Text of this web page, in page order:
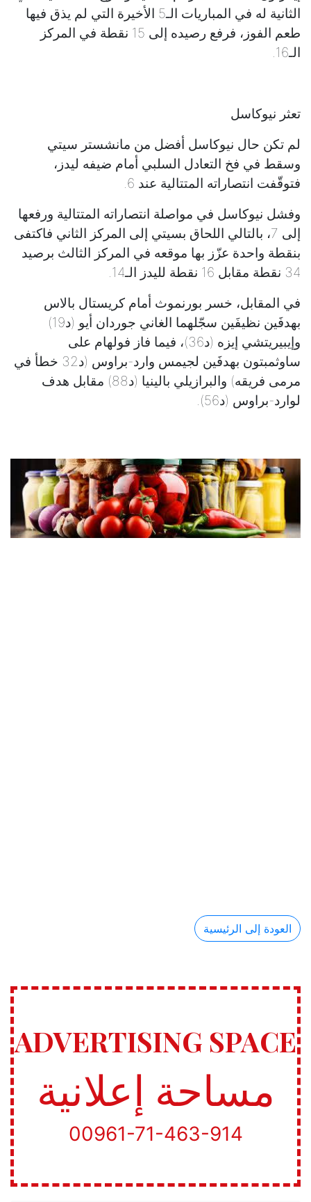
الثانية له في المباريات الـ5 الأخيرة التي لم يذق فيها
طعم الفوز، فرفع رصيده إلى 15 نقطة في المركز
الـ16.
تعثر نيوكاسل
لم تكن حال نيوكاسل أفضل من مانشستر سيتي
وسقط في فخ التعادل السلبي أمام ضيفه ليدز،
فتوقّفت انتصاراته المتتالية عند 6.
وفشل نيوكاسل في مواصلة انتصاراته المتتالية ورفعها
إلى 7، بالتالي اللحاق بسيتي إلى المركز الثاني فاكتفى
بنقطة واحدة عزّز بها موقعه في المركز الثالث برصيد
34 نقطة مقابل 16 نقطة لليدز الـ14.
في المقابل، خسر بورنموث أمام كريستال بالاس
بهدفَين نظيفَين سجّلهما الغاني جوردان أيو (د19)
وإيبيريتشي إيزه (د36)، فيما فاز فولهام على
ساوثمبتون بهدفَين لجيمس وارد-براوس (د32 خطأ في
مرمى فريقه) والبرازيلي بالينيا (د88) مقابل هدف
لوارد-براوس (د56).
العودة إلى الرئيسية
ADVERTISING SPACE
مساحة إعلانية
00961-71-463-914